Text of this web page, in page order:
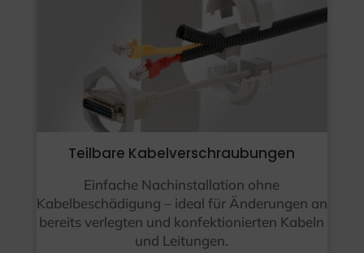
Teilbare Kabelverschraubungen
Einfache Nachinstallation ohne
Kabelbeschädigung – ideal für Änderungen an
bereits verlegten und konfektionierten Kabeln
und Leitungen.